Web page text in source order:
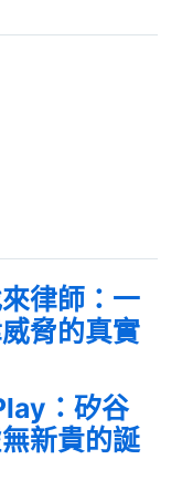
律師：一
脅的真實
：矽谷
新貴的誕